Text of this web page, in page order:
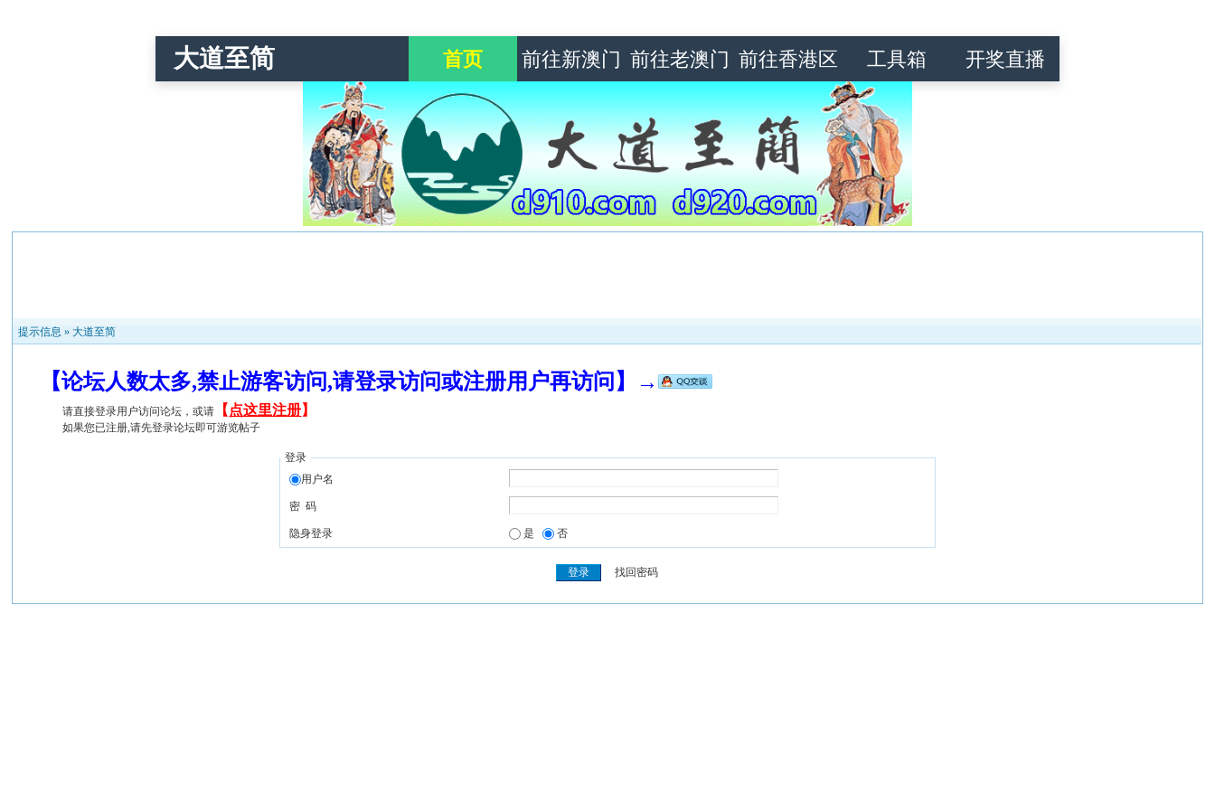
大道至简 首页 前往新澳门 前往老澳门 前往香港区 工具箱 开奖直播
提示信息 » 大道至简
【论坛人数太多,禁止游客访问,请登录访问或注册用户再访问】→
请直接登录用户访问论坛，或请 【 点这里注册】
如果您已注册,请先登录论坛即可游览帖子
登录
用户名
密 码
隐身登录 是 否
找回密码